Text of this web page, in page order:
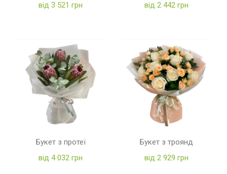
від 3 521 грн
від 2 442 грн
Букет з протеї
від 4 032 грн
Букет з троянд
від 2 929 грн